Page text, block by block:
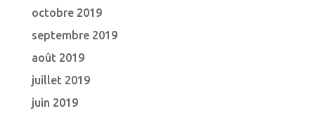
octobre 2019
septembre 2019
août 2019
juillet 2019
juin 2019